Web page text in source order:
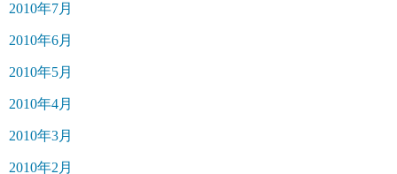
2010年7月
2010年6月
2010年5月
2010年4月
2010年3月
2010年2月